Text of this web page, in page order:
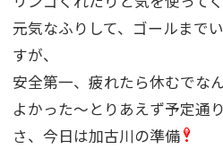
元気なふりして、ゴールまで
すが、
安全第一、疲れたら休むでな
よかった〜とりあえず予定通
さ、今日は加古川の準備